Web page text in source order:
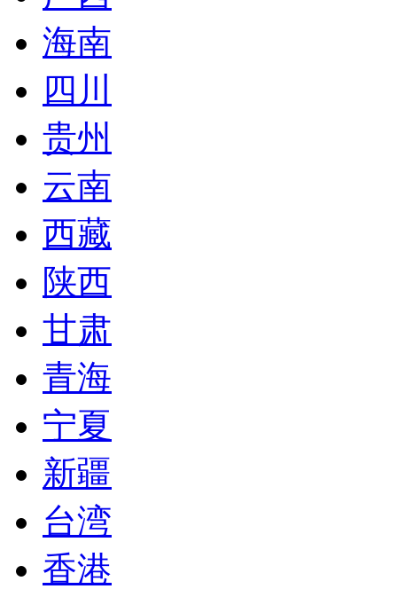
海南
四川
贵州
云南
西藏
陕西
甘肃
青海
宁夏
新疆
台湾
香港